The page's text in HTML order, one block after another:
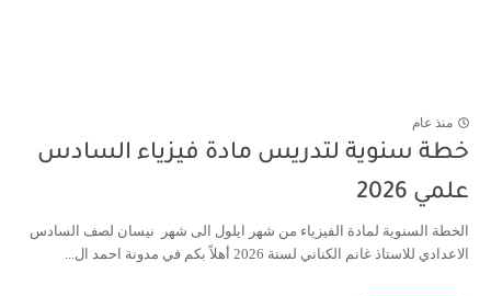
منذ عام
خطة سنوية لتدريس مادة فيزياء السادس
علمي 2026
الخطة السنوية لمادة الفيزياء من شهر ايلول الى شهر نيسان لصف السادس
الاعدادي للاستاذ غانم الكناني لسنة 2026 أهلاً بكم في مدونة احمد ال...